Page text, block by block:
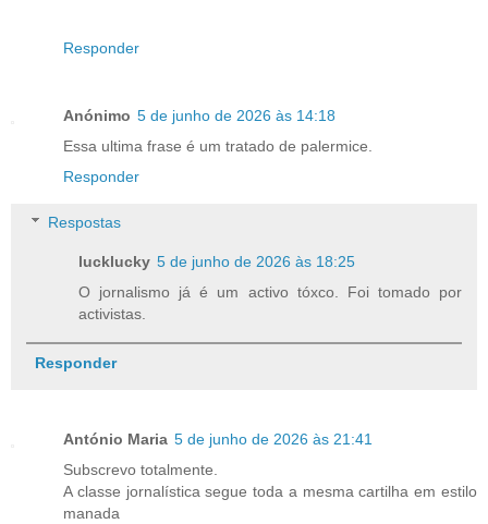
Responder
Anónimo 5 de junho de 2026 às 14:18
Essa ultima frase é um tratado de palermice.
Responder
Respostas
lucklucky 5 de junho de 2026 às 18:25
O jornalismo já é um activo tóxco. Foi tomado por
activistas.
Responder
António Maria 5 de junho de 2026 às 21:41
Subscrevo totalmente.
A classe jornalística segue toda a mesma cartilha em estilo
manada